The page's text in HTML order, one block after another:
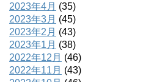
2023年4月 (35)
2023年3月 (45)
2023年2月 (43)
2023年1月 (38)
2022年12月 (46)
2022年11月 (43)